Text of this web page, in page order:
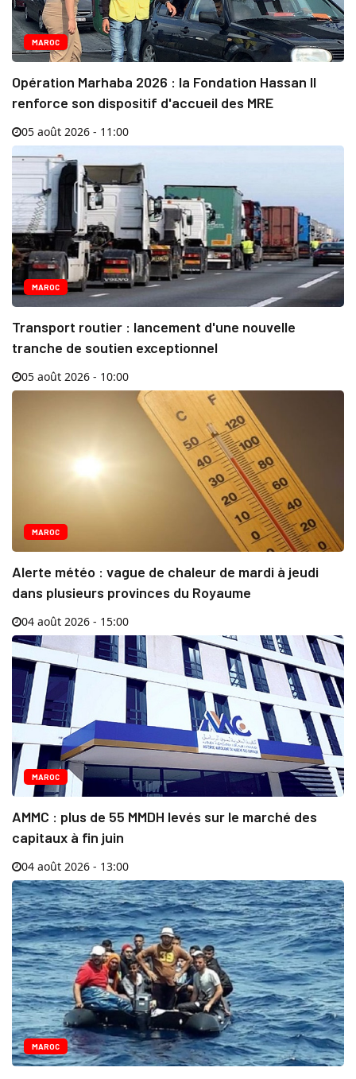
MAROC
Opération Marhaba 2026 : la Fondation Hassan II
renforce son dispositif d'accueil des MRE
05 août 2026 - 11:00
MAROC
Transport routier : lancement d'une nouvelle
tranche de soutien exceptionnel
05 août 2026 - 10:00
MAROC
Alerte météo : vague de chaleur de mardi à jeudi
dans plusieurs provinces du Royaume
04 août 2026 - 15:00
MAROC
AMMC : plus de 55 MMDH levés sur le marché des
capitaux à fin juin
04 août 2026 - 13:00
MAROC